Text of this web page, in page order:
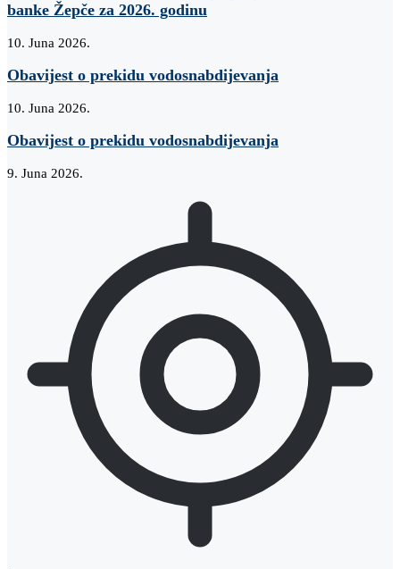
banke Žepče za 2026. godinu
10. Juna 2026.
Obavijest o prekidu vodosnabdijevanja
10. Juna 2026.
Obavijest o prekidu vodosnabdijevanja
9. Juna 2026.